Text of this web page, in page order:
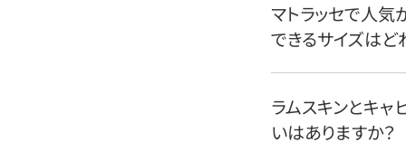
マトラッセで人気
できるサイズはど
ラムスキンとキ
いはありますか？